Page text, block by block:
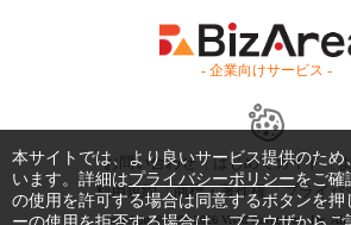
- 企業向けサービス -
お問い合わせ はじめてガイド
利用規約
商標・著作権 プライバ
Copyright © 1999-2026 Vivid Navigation, Inc. All
本サイトでは、より良いサービス提供のため
います。詳細はプライバシーポリシーをご確
の使用を許可する場合は同意するボタンを押